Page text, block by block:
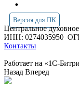
Версия для ПК
Центральное
ИНН: 0274035950
Контакты
Работает на «1С-
Назад Вперед